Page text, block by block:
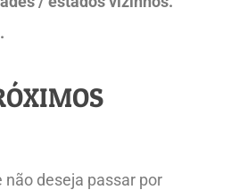
deseja passar por